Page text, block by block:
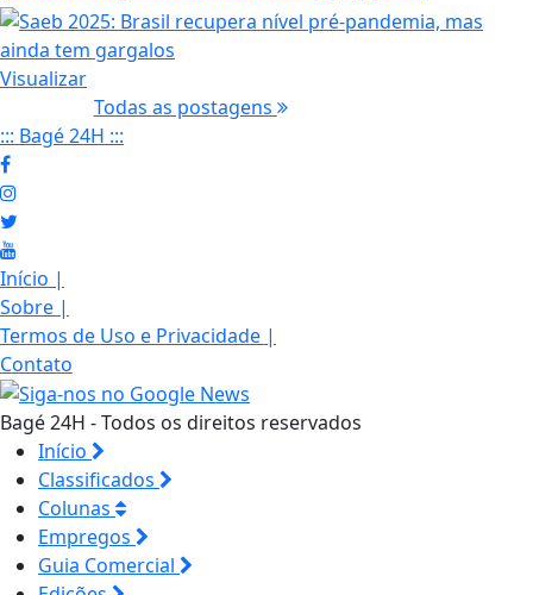
Visualizar
Todas as postagens
::: Bagé 24H :::
Início |
Sobre |
Termos de Uso e Privacidade |
Contato
Bagé 24H - Todos os direitos reservados
Início
Classificados
Colunas
Empregos
Guia Comercial